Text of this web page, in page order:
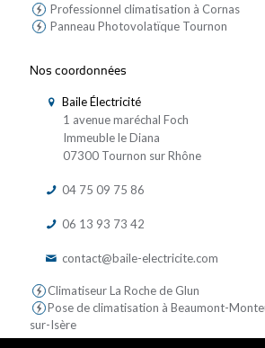
Professionnel climatisation à Cornas
Panneau Photovolatïque Tournon
Nos coordonnées
Baile Électricité
1 avenue maréchal Foch
Immeuble le Diana
07300 Tournon sur Rhône
04 75 09 75 86
06 13 93 73 42
contact@baile-electricite.com
Climatiseur La Roche de Glun
Pose de climatisation à Beaumont-
sur-Isère